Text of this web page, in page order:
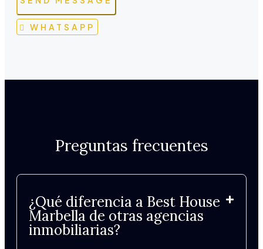
WHATSAPP
Preguntas frecuentes
¿Qué diferencia a Best House
Marbella de otras agencias
inmobiliarias?